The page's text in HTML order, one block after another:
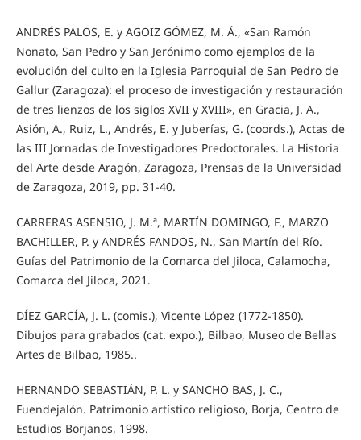
ANDRÉS PALOS, E. y AGOIZ GÓMEZ, M. Á., «San Ramón
Nonato, San Pedro y San Jerónimo como ejemplos de la
evolución del culto en la Iglesia Parroquial de San Pedro de
Gallur (Zaragoza): el proceso de investigación y restauración
de tres lienzos de los siglos XVII y XVIII», en Gracia, J. A.,
Asión, A., Ruiz, L., Andrés, E. y Juberías, G. (coords.), Actas de
las III Jornadas de Investigadores Predoctorales. La Historia
del Arte desde Aragón, Zaragoza, Prensas de la Universidad
de Zaragoza, 2019, pp. 31-40.
CARRERAS ASENSIO, J. M.ª, MARTÍN DOMINGO, F., MARZO
BACHILLER, P. y ANDRÉS FANDOS, N., San Martín del Río.
Guías del Patrimonio de la Comarca del Jiloca, Calamocha,
Comarca del Jiloca, 2021.
DÍEZ GARCÍA, J. L. (comis.), Vicente López (1772-1850).
Dibujos para grabados (cat. expo.), Bilbao, Museo de Bellas
Artes de Bilbao, 1985..
HERNANDO SEBASTIÁN, P. L. y SANCHO BAS, J. C.,
Fuendejalón. Patrimonio artístico religioso, Borja, Centro de
Estudios Borjanos, 1998.